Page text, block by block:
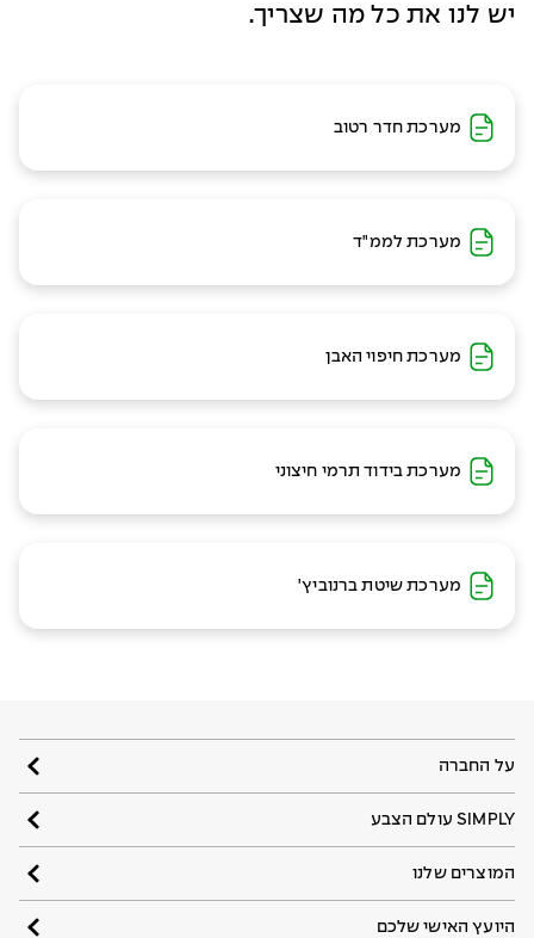
יש לנו את כל מה שצריך.
מערכת חדר רטוב
מערכת לממ"ד
מערכת חיפוי האבן
מערכת בידוד תרמי חיצוני
מערכת שיטת ברנוביץ'
על החברה
SIMPLY עולם הצבע
המוצרים שלנו
היועץ האישי שלכם